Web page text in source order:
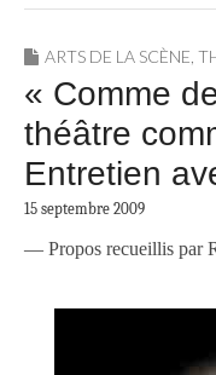
ARTS DE LA SCÈNE,
« Comme
théâtre
Entretien
15 septembre 2009
— Propos recueillis par